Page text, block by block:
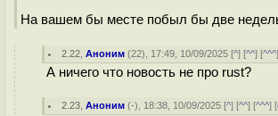
На вашем бы месте побыл бы две
2.22 ,Аноним (22), 17:49, 10/09/2025 [^] [^^] [^^^
А ничего что новость не про rust?
2.23 ,Аноним (-), 18:38, 10/09/2025 [^] [^^] [^^^] [